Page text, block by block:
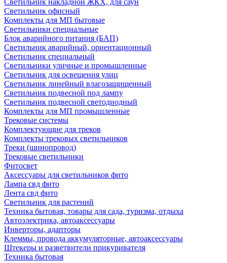
Светильник накладной ЖКХ, для саун
Светильник офисный
Комплекты для МП бытовые
Светильники специальные
Блок аварийного питания (БАП)
Светильник аварийный, ориентационный
Светильник специальный
Светильники уличные и промышленные
Светильник для освещения улиц
Светильник линейный влагозащищенный
Светильник подвесной под лампу
Светильник подвесной светодиодный
Комплекты для МП промышленные
Трековые системы
Комплектующие для треков
Комплекты трековых светильников
Треки (шинопровод)
Трековые светильники
Фитосвет
Аксессуары для светильников фито
Лампа свд фито
Лента свд фито
Светильник для растений
Техника бытовая, товары для сада, туризма, отдыха
Автоэлектрика, автоаксессуары
Инверторы, адапторы
Клеммы, провода аккумуляторные, автоаксессуары
Штекеры и разветвители прикуривателя
Техника бытовая